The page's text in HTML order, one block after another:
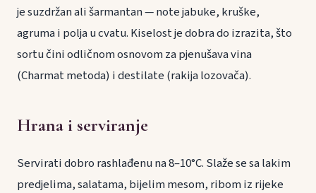
je suzdržan ali šarmantan — note jabuke, kruške,
agruma i polja u cvatu. Kiselost je dobra do izrazita, što
sortu čini odličnom osnovom za pjenušava vina
(Charmat metoda) i destilate (rakija lozovača).
Hrana i serviranje
Servirati dobro rashlađenu na 8–10°C. Slaže se sa lakim
predjelima, salatama, bijelim mesom, ribom iz rijeke